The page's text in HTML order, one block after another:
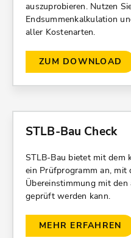
auszuprobieren. Nutzen
Endsummenkalkulation
aller Kostenarten.
ZUM DOWNLOAD
STLB-Bau Check
STLB-Bau bietet mit dem
ein Prüfprogramm an, mit
Übereinstimmung mit den
geprüft werden kann.
MEHR ERFAHREN